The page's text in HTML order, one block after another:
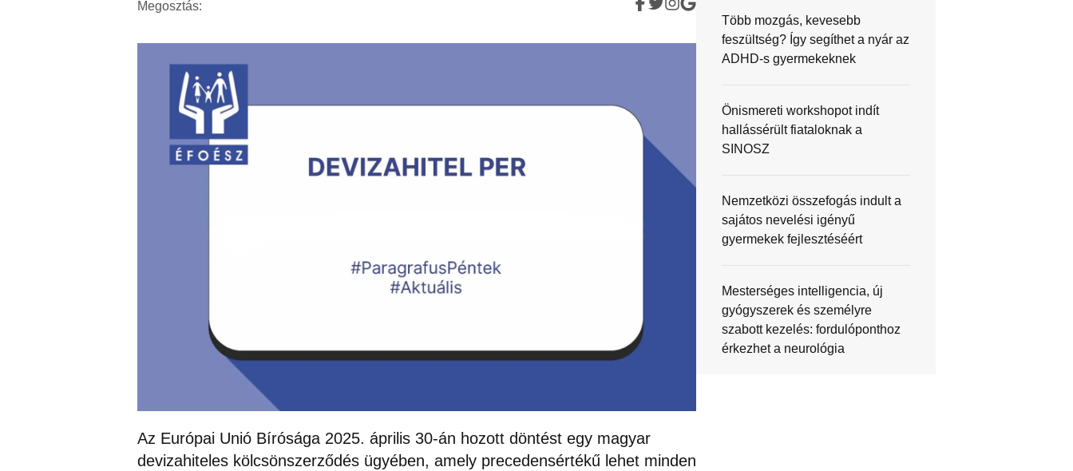
Megosztás:
Az Európai Unió Bírósága 2025. április 30-án hozott döntést egy magyar
devizahiteles kölcsönszerződés ügyében, amely precedensértékű lehet minden
Több mozgás, kevesebb
feszültség? Így segíthet a nyár az
ADHD-s gyermekeknek
Önismereti workshopot indít
hallássérült fiataloknak a
SINOSZ
Nemzetközi összefogás indult a
sajátos nevelési igényű
gyermekek fejlesztéséért
Mesterséges intelligencia, új
gyógyszerek és személyre
szabott kezelés: fordulóponthoz
érkezhet a neurológia